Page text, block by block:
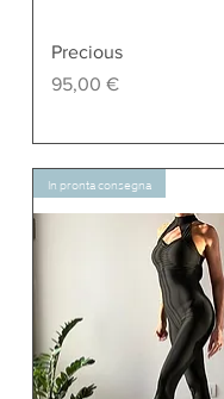
Precious
Prezzo
95,00 €
In pronta consegna